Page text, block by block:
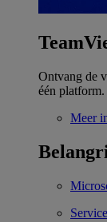
Ontvang de
één platform.
Meer